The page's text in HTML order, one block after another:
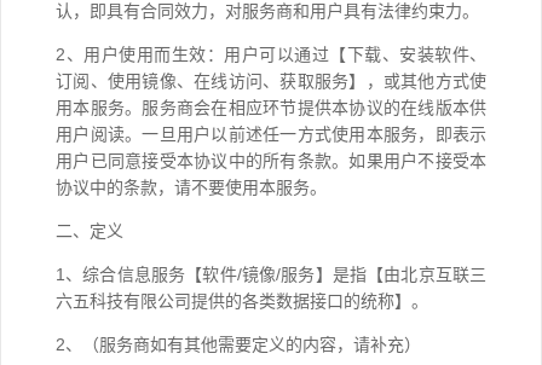
认，即具有合同效力，对服务商和用户具有法律约束力。
2、用户使用而生效：用户可以通过【下载、安装软件、
订阅、使用镜像、在线访问、获取服务】，或其他方式使
用本服务。服务商会在相应环节提供本协议的在线版本供
用户阅读。一旦用户以前述任一方式使用本服务，即表示
用户已同意接受本协议中的所有条款。如果用户不接受本
协议中的条款，请不要使用本服务。
二、定义
1、综合信息服务【软件/镜像/服务】是指【由北京互联三
六五科技有限公司提供的各类数据接口的统称】。
2、（服务商如有其他需要定义的内容，请补充）